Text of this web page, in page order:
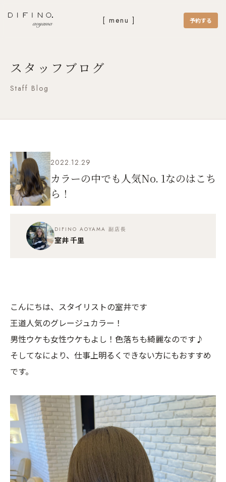
[ menu ] 予約する
スタッフブログ
Staff Blog
2022.12.29
カラーの中でも人気No. 1なのはこち
ら！
DIFINO AOYAMA 副店長
室井 千里
こんにちは、スタイリストの室井です
王道人気のグレージュカラー！
男性ウケも女性ウケもよし！色落ちも綺麗なのです♪
そしてなにより、仕事上明るくできない方にもおすすめ
です。